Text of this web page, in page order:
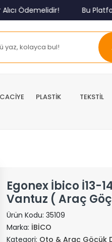
Ödemelidir! Bu
PLASTİK TEKSTİL
Egonex İbico İ13-
Vantuz ( Araç
Ürün Kodu: 35109
Marka: İBİCO
Kategori: Oto & Araç Göçük